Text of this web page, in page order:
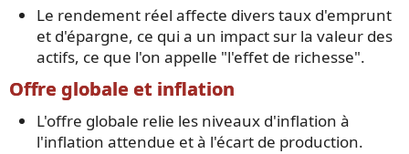
Le rendement réel affecte divers taux d'emprunt
et d'épargne, ce qui a un impact sur la valeur des
actifs, ce que l'on appelle "l'effet de richesse".
Offre globale et inflation
L'offre globale relie les niveaux d'inflation à
l'inflation attendue et à l'écart de production.